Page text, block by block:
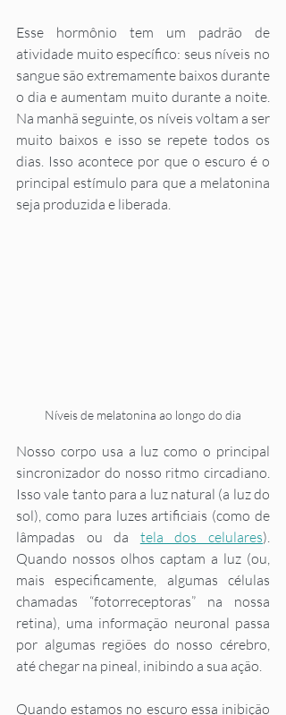
Esse hormônio tem um padrão de
atividade muito específico: seus níveis no
sangue são extremamente baixos durante
o dia e aumentam muito durante a noite.
Na manhã seguinte, os níveis voltam a ser
muito baixos e isso se repete todos os
dias. Isso acontece por que o escuro é o
principal estímulo para que a melatonina
seja produzida e liberada.
Níveis de melatonina ao longo do dia
Nosso corpo usa a luz como o principal
sincronizador do nosso ritmo circadiano.
Isso vale tanto para a luz natural (a luz do
sol), como para luzes artificiais (como de
lâmpadas ou da tela dos celulares).
Quando nossos olhos captam a luz (ou,
mais especificamente, algumas células
chamadas “fotorreceptoras” na nossa
retina), uma informação neuronal passa
por algumas regiões do nosso cérebro,
até chegar na pineal, inibindo a sua ação.
Quando estamos no escuro essa inibição